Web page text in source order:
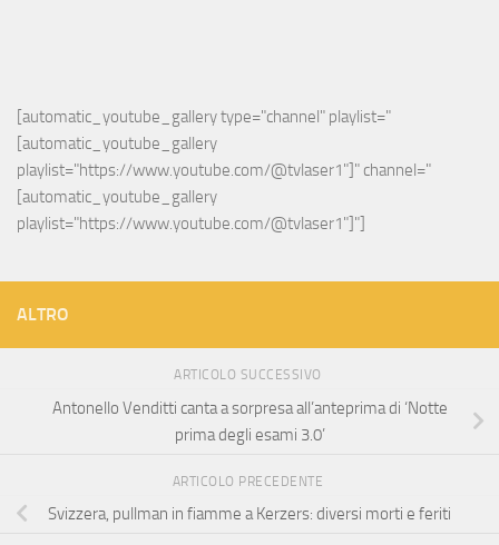
[automatic_youtube_gallery type="channel" playlist="
[automatic_youtube_gallery
playlist="https://www.youtube.com/@tvlaser1"]" channel="
[automatic_youtube_gallery
playlist="https://www.youtube.com/@tvlaser1"]"]
ALTRO
ARTICOLO SUCCESSIVO
Antonello Venditti canta a sorpresa all’anteprima di ‘Notte
prima degli esami 3.0’
ARTICOLO PRECEDENTE
Svizzera, pullman in fiamme a Kerzers: diversi morti e feriti